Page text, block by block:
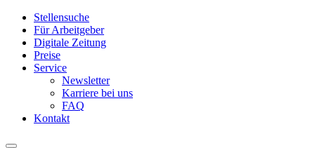
Stellensuche
Für Arbeitgeber
Digitale Zeitung
Preise
Service
Newsletter
Karriere bei uns
FAQ
Kontakt